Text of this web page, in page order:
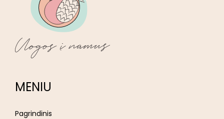
MENIU
Pagrindinis